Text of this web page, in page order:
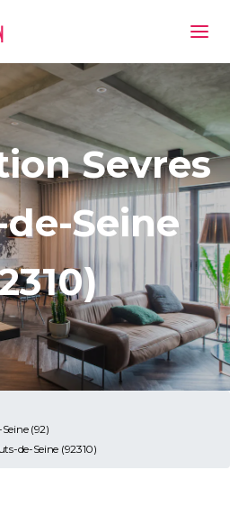
Sevres
Seine
(92)
de-Seine (92310)